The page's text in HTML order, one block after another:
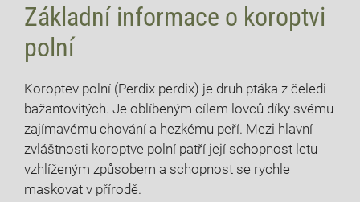
Základní informace o koroptvi
polní
Koroptev polní (Perdix⁢ perdix) ⁣je druh ptáka z čeledi‍
bažantovitých. Je oblíbeným cílem lovců díky ‌svému
zajímavému chování a hezkému‍ peří. Mezi ‌hlavní
zvláštnosti koroptve‌ polní patří její schopnost letu
vzhlíženým způsobem a schopnost se rychle
maskovat v přírodě.